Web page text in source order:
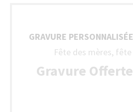
GRAVURE
Fête des mères,
Gravure Offerte